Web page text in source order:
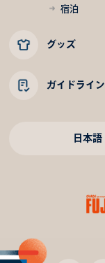
宿泊
グッズ
ガイドライン
日本語